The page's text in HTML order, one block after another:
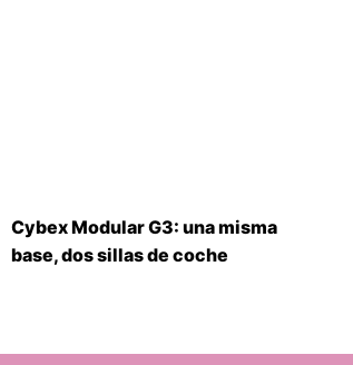
Cybex Modular G3: una misma
base, dos sillas de coche